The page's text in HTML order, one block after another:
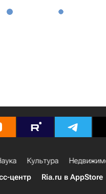
Культура
центр Ria.ru в AppStore